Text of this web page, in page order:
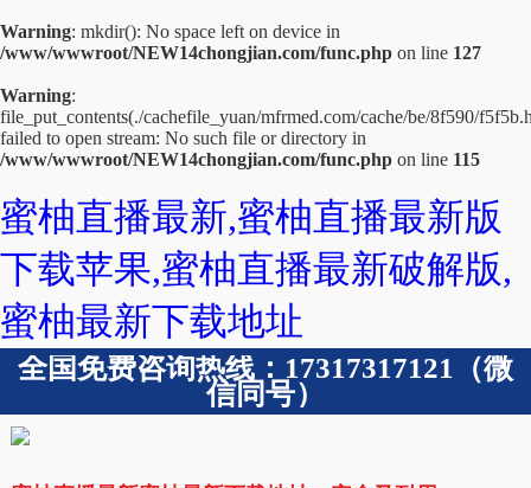
Warning: mkdir(): No space left on device in
/www/wwwroot/NEW14chongjian.com/func.php on line 127
Warning:
file_put_contents(./cachefile_yuan/mfrmed.com/cache/be/8f590/
failed to open stream: No such file or directory in
/www/wwwroot/NEW14chongjian.com/func.php on line 115
蜜柚直播最新,蜜柚直播最新版
下载苹果,蜜柚直播最新破解版,
蜜柚最新下载地址
全国免费咨询热线：17317317121（微
信同号）